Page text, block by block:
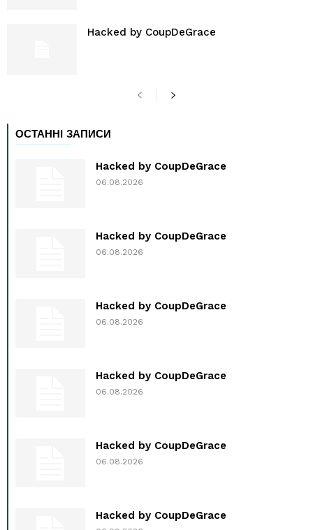
Hacked by CoupDeGrace
ОСТАННІ ЗАПИСИ
Hacked by CoupDeGrace
06.08.2026
Hacked by CoupDeGrace
06.08.2026
Hacked by CoupDeGrace
06.08.2026
Hacked by CoupDeGrace
06.08.2026
Hacked by CoupDeGrace
06.08.2026
Hacked by CoupDeGrace